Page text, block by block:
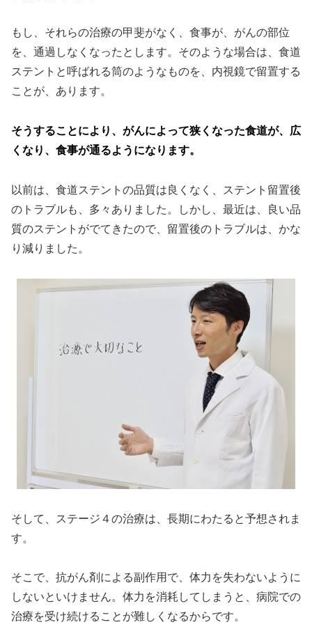
もし、それらの治療の甲斐がなく、食事が、がんの部位
を、通過しなくなったとします。そのような場合は、食道
ステントと呼ばれる筒のようなものを、内視鏡で留置する
ことが、あります。
そうすることにより、がんによって狭くなった食道が、広
くなり、食事が通るようになります。
以前は、食道ステントの品質は良くなく、ステント留置後
のトラブルも、多々ありました。しかし、最近は、良い品
質のステントがでてきたので、留置後のトラブルは、かな
り減りました。
そして、ステージ４の治療は、長期にわたると予想されま
す。
そこで、抗がん剤による副作用で、体力を失わないように
しないといけません。体力を消耗してしまうと、病院での
治療を受け続けることが難しくなるからです。